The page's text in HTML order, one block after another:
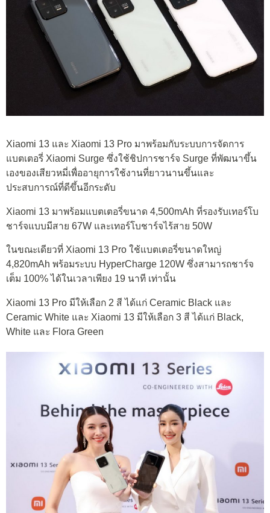
Xiaomi 13 และ Xiaomi 13 Pro มาพร้อมกับระบบการจัดการ
แบตเตอรี่ Xiaomi Surge ซึ่งใช้ชิปการชาร์จ Surge ที่พัฒนาขึ้น
เองของเสียวหมี่เพื่ออายุการใช้งานที่ยาวนานขึ้นและ
ประสบการณ์ที่ดีขึ้นอีกระดับ
Xiaomi 13 มาพร้อมแบตเตอรี่ขนาด 4,500mAh ที่รองรับเทอร์โบ
ชาร์จแบบมีสาย 67W และเทอร์โบชาร์จไร้สาย 50W
ในขณะเดียวที่ Xiaomi 13 Pro ใช้แบตเตอรี่ขนาดใหญ่
4,820mAh พร้อมระบบ HyperCharge 120W ซึ่งสามารถชาร์จ
เต็ม 100% ได้ในเวลาเพียง 19 นาที เท่านั้น
Xiaomi 13 Pro มีให้เลือก 2 สี ได้แก่ Ceramic Black และ
Ceramic White และ Xiaomi 13 มีให้เลือก 3 สี ได้แก่ Black,
White และ Flora Green